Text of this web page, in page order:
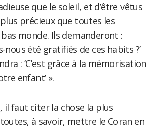
que le soleil, et d’être vêtus
précieux que toutes les
monde. Ils demanderont :
nous été gratifiés de ces habits ?’
: ‘C’est grâce à la mémorisation
enfant’ ».
il faut citer la chose la plus
à savoir, mettre le Coran en